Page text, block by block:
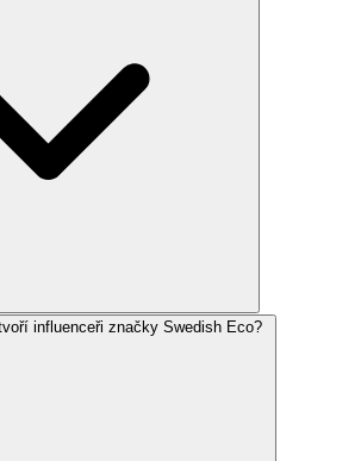
influenceři značky Swedish Eco?